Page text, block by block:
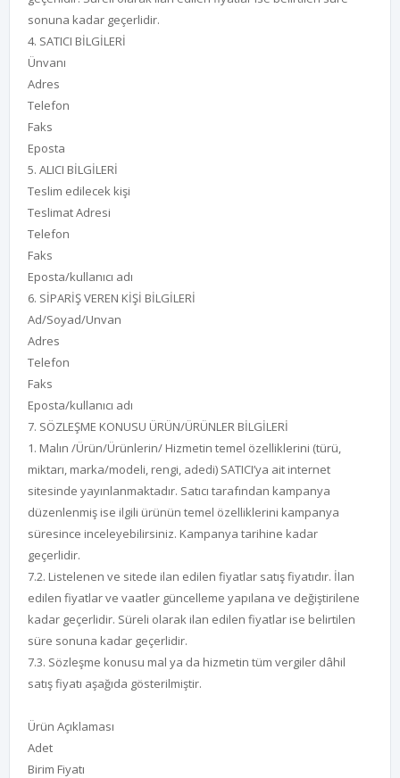
sonuna kadar geçerlidir.
4. SATICI BİLGİLERİ
Ünvanı
Adres
Telefon
Faks
Eposta
5. ALICI BİLGİLERİ
Teslim edilecek kişi
Teslimat Adresi
Telefon
Faks
Eposta/kullanıcı adı
6. SİPARİŞ VEREN KİŞİ BİLGİLERİ
Ad/Soyad/Unvan
Adres
Telefon
Faks
Eposta/kullanıcı adı
7. SÖZLEŞME KONUSU ÜRÜN/ÜRÜNLER BİLGİLERİ
1. Malın /Ürün/Ürünlerin/ Hizmetin temel özelliklerini (türü,
miktarı, marka/modeli, rengi, adedi) SATICI’ya ait internet
sitesinde yayınlanmaktadır. Satıcı tarafından kampanya
düzenlenmiş ise ilgili ürünün temel özelliklerini kampanya
süresince inceleyebilirsiniz. Kampanya tarihine kadar
geçerlidir.
7.2. Listelenen ve sitede ilan edilen fiyatlar satış fiyatıdır. İlan
edilen fiyatlar ve vaatler güncelleme yapılana ve değiştirilene
kadar geçerlidir. Süreli olarak ilan edilen fiyatlar ise belirtilen
süre sonuna kadar geçerlidir.
7.3. Sözleşme konusu mal ya da hizmetin tüm vergiler dâhil
satış fiyatı aşağıda gösterilmiştir.
Ürün Açıklaması
Adet
Birim Fiyatı